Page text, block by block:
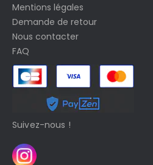
Mentions légales
Demande de retour
Nous contacter
FAQ
Suivez-nous !